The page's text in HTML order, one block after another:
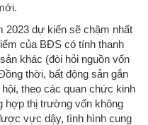
2023 dự kiến ​​sẽ chậm nhất
của BĐS có tính thanh
khác (đòi hỏi nguồn vốn
thời, bất động sản gắn
theo các quan chức kinh
hợp thị trường vốn không
vực dậy, tình hình cung